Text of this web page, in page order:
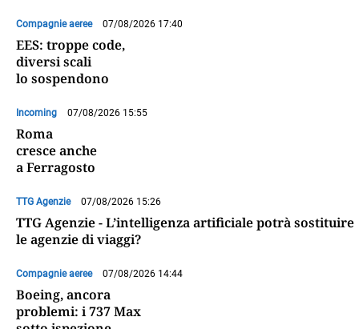
Compagnie aeree 07/08/2026 17:40
EES: troppe code,
diversi scali
lo sospendono
Incoming 07/08/2026 15:55
Roma
cresce anche
a Ferragosto
TTG Agenzie 07/08/2026 15:26
TTG Agenzie - L’intelligenza artificiale potrà sostituire
le agenzie di viaggi?
Compagnie aeree 07/08/2026 14:44
Boeing, ancora
problemi: i 737 Max